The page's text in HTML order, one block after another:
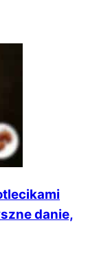
danie,